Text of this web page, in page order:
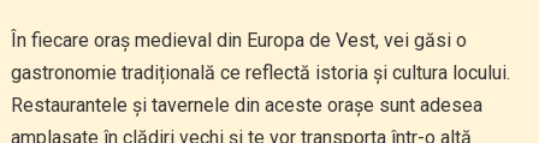
În fiecare oraș medieval din Europa de Vest, vei găsi o
gastronomie tradițională ce reflectă istoria și cultura locului.
Restaurantele și tavernele din aceste orașe sunt adesea
amplasate în clădiri vechi și te vor transporta într-o altă